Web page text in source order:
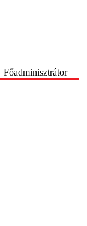
Főadminisztrátor